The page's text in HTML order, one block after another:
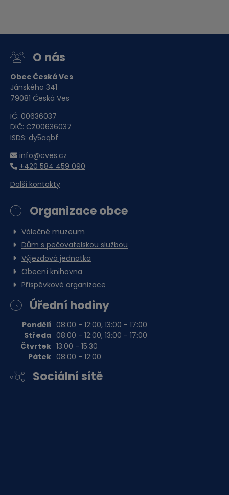
O nás
Obec Česká Ves
Jánského 341
79081 Česká Ves
IČ: 00636037
DIČ: CZ00636037
ISDS: dy5aqbf
info@cves.cz
+420 584 459 090
Další kontakty
Organizace obce
Válečné muzeum
Dům s pečovatelskou službou
Výjezdová jednotka
Obecní knihovna
Příspěvkové organizace
Úřední hodiny
Pondělí
Středa
Čtvrtek
Pátek
08:00 - 12:00, 13:00 - 17:00
08:00 - 12:00, 13:00 - 17:00
13:00 - 15:30
08:00 - 12:00
Sociální sítě